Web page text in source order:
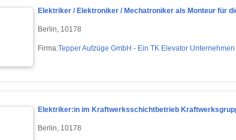
Elektriker / Elektroniker / Mechatroniker als Monteur für
Berlin, 10178
Firma:Tepper Aufzüge GmbH - Ein TK Elevator Unternehmen
Elektriker:in im Kraftwerksschichtbetrieb
Berlin, 10178